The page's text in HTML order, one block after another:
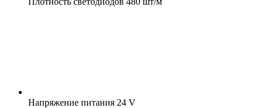
Напряжение питания 24 V